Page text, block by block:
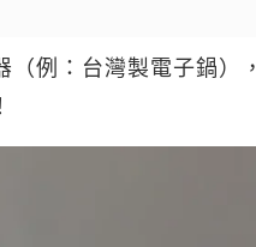
例：台灣製電子鍋），